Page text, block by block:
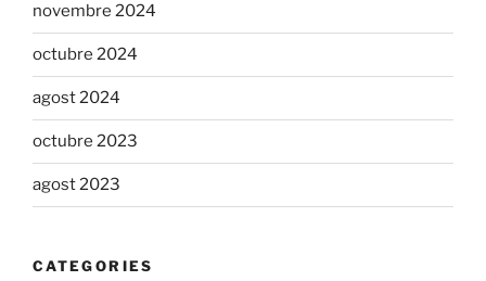
novembre 2024
octubre 2024
agost 2024
octubre 2023
agost 2023
CATEGORIES